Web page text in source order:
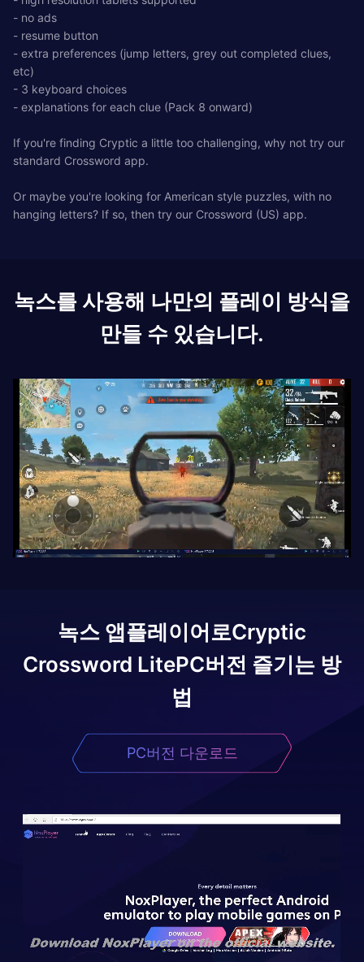
- no ads
- resume button
- extra preferences (jump letters, grey out completed clues,
etc)
- 3 keyboard choices
- explanations for each clue (Pack 8 onward)
If you're finding Cryptic a little too challenging, why not try our
standard Crossword app.
Or maybe you're looking for American style puzzles, with no
hanging letters? If so, then try our Crossword (US) app.
녹스를 사용해 나만의 플레이 방식을
만들 수 있습니다.
녹스 앱플레이어로Cryptic
Crossword LitePC버전 즐기는 방
법
PC버전 다운로드